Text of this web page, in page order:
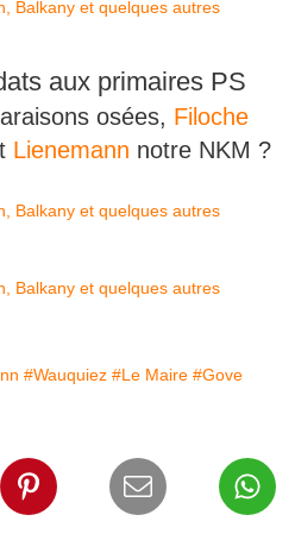
aux primaires PS
osées, Filoche
Lienemann notre NKM ?
#Wauquiez #Le Maire #Gove